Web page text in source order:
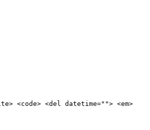
<code> <del datetime=""> <em>